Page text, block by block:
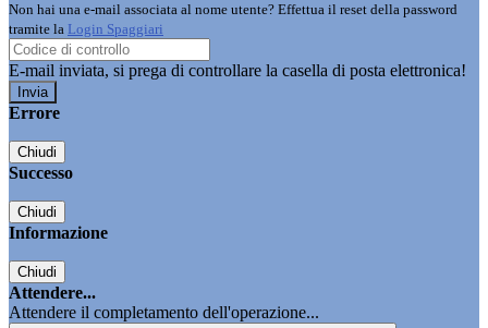
Non hai una e-mail associata al nome utente? Effettua il reset della password
tramite la Login Spaggiari
E-mail inviata, si prega di controllare la casella di posta elettronica!
Errore
Chiudi
Successo
Chiudi
Informazione
Chiudi
Attendere...
Attendere il completamento dell'operazione...